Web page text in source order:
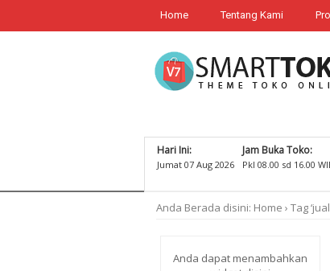
Home Tentang Kami
Hari Ini:
Jumat 07 Aug 2026
Jam Buka Toko:
Pkl 08.00 sd 16.00
Anda Berada disini: Home › Tag
Anda dapat menambahkan